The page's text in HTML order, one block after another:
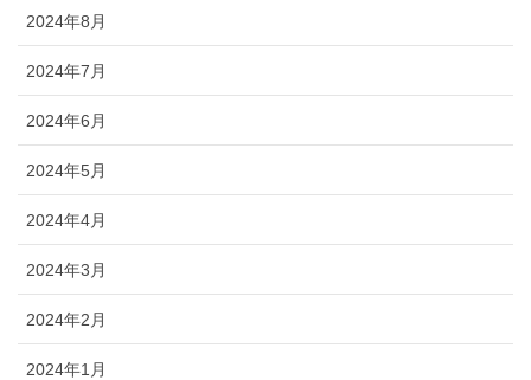
2024年8月
2024年7月
2024年6月
2024年5月
2024年4月
2024年3月
2024年2月
2024年1月